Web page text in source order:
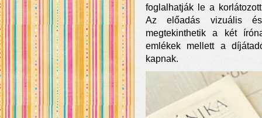
foglalhatják le a
Az előadás vizuális
megtekinthetik a két
emlékek mellett a
kapnak.